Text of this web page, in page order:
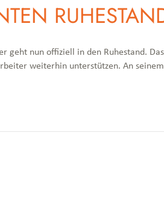
geht nun offiziell in den Ruhestand.
weiterhin unterstützen. An